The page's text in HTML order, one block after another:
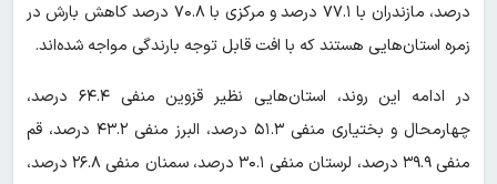
درصد، مازندران با ۷۷.۱ درصد و مرکزی با ۷۰.۸ درصد کاهش بارش در
زمره استان‌هایی هستند که با افت قابل توجه بارندگی مواجه شده‌اند.
در ادامه این روند، استان‌هایی نظیر قزوین منفی ۶۴.۴ درصد،
چهارمحال و بختیاری منفی ۵۱.۳ درصد، البرز منفی ۴۳.۲ درصد، قم
منفی ۳۹.۹ درصد، لرستان منفی ۳۰.۱ درصد، سمنان منفی ۲۶.۸ درصد،